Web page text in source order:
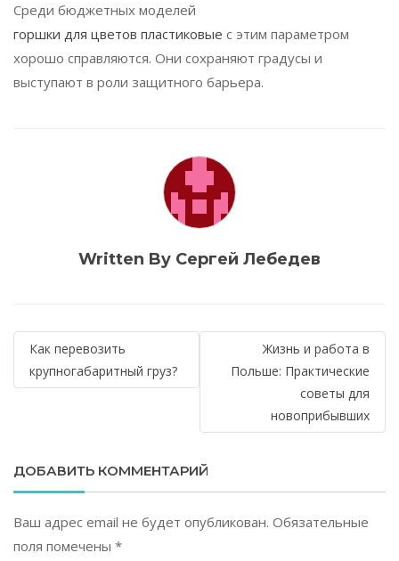
Среди бюджетных моделей
горшки для цветов пластиковые с этим параметром
хорошо справляются. Они сохраняют градусы и
выступают в роли защитного барьера.
Written By Сергей Лебедев
Навигация
по
Как перевозить
крупногабаритный груз?
Жизнь и работа в
Польше: Практические
советы для
новоприбывших
ДОБАВИТЬ КОММЕНТАРИЙ
Ваш адрес email не будет опубликован. Обязательные
поля помечены *